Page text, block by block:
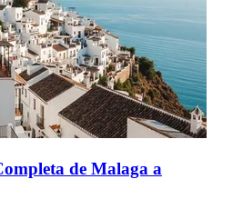
de Malaga a